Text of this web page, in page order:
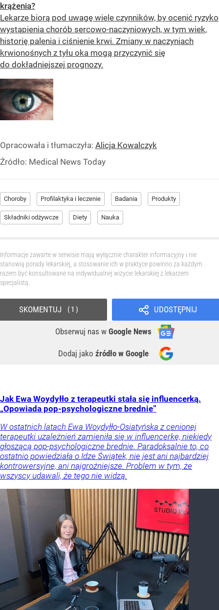
krążenia?
Lekarze biorą pod uwagę wiele czynników, by ocenić ryzyko
wystąpienia chorób sercowo-naczyniowych, w tym wiek,
historię palenia i ciśnienie krwi. Zmiany w naczyniach
krwionośnych z tyłu oka mogą przyczynić się
do dokładniejszej prognozy.
Opracowała i tłumaczyła: Alicja Kowalczyk
Źródło: Medical News Today
Choroby Profilaktyka i leczenie Badania Produkty
Składniki odżywcze Diety Nauka
Informacje zawarte w serwisie mają wyłącznie charakter informacyjny i nie
stanowią porady lekarskiej, a stosowanie ich w praktyce powinno za każdym
razem być konsultowane na indywidualnej wizycie lekarskiej z lekarzem
specjalistą.
UDOSTĘPNIJ
Obserwuj nas w Google News
Dodaj jako źródło w Google
SKOMENTUJ 1
Jak Ewa Woydyłło z terapeutki stała się influencerką.
„Opowiada pop-psychologiczne brednie”
W ostatnich latach Ewa Woydyłło-Osiatyńska z cenionej
terapeutki uzależnień zamieniła się w influencerkę, niekiedy
głoszącą pop-psychologiczne brednie. Paradoksalnie to, co
ostatnio powiedziała o Idze Świątek, nie jest ani najbardziej
kontrowersyjne, ani najgroźniejsze. Problem w tym, że
wszyscy udawali, że tego nie widzą.